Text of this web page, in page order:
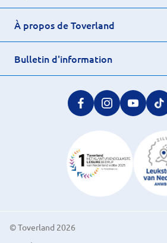
À propos de Toverland
Bulletin d'information
© Toverland 2026